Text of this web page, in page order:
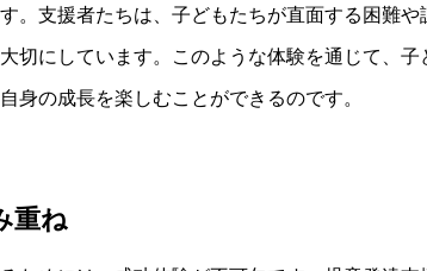
。支援者たちは、子どもたちが直面する困難
切にしています。このような体験を通じて、
身の成長を楽しむことができるのです。
重ね